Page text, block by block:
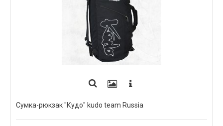
Сумка-рюкзак "Кудо" kudo team Russia